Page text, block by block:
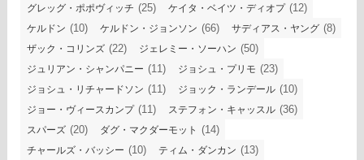
グレッグ・ポポヴィッチ (25) ケイタ・ベイツ・ディオプ(12)
ケルドン (10) ケルドン・ジョンソン (66) サディアス・ヤング (8)
ザック・コリンズ (22) ジェレミー・ソーハン (50)
ジュリアン・シャンパニー (11) ジョシュ・プリモ (23)
ジョシュ・リチャードソン (11) ジョック・ランデール (10)
ジョー・ヴィースカンプ(11) ステフォン・キャッスル (36)
スパーズ (20) ダグ・マクダーモット (14)
チャールズ・バッシー (10) ティム・ダンカン (13)